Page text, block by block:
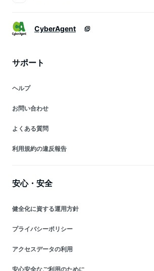
CyberAgent
サポート
ヘルプ
お問い合わせ
よくある質問
利用規約の違反報告
安心・安全
健全化に資する運用方針
プライバシーポリシー
アクセスデータの利用
安心安全なご利用のために